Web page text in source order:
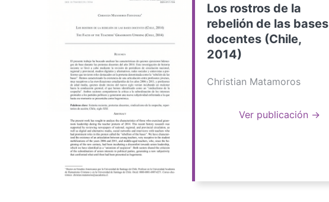
Los rostros de la
rebelión de las bases
docentes (Chile,
2014)
Christian Matamoros
Ver publicación →